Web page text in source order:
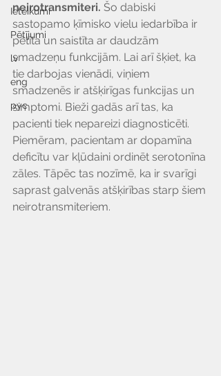
Ieteikumi
Pētījumi
lv
eng
рус
neirotransmiteri. Šo dabiski
sastopamo ķīmisko vielu iedarbība ir
pētīta un saistīta ar daudzām
smadzeņu funkcijām. Lai arī šķiet, ka
tie darbojas vienādi, viņiem
smadzenēs ir atšķirīgas funkcijas un
simptomi. Bieži gadās arī tas, ka
pacienti tiek nepareizi diagnosticēti.
Piemēram, pacientam ar dopamīna
deficītu var kļūdaini ordinēt serotonīna
zāles. Tāpēc tas nozīmē, ka ir svarīgi
saprast galvenās atšķirības starp šiem
neirotransmiteriem.